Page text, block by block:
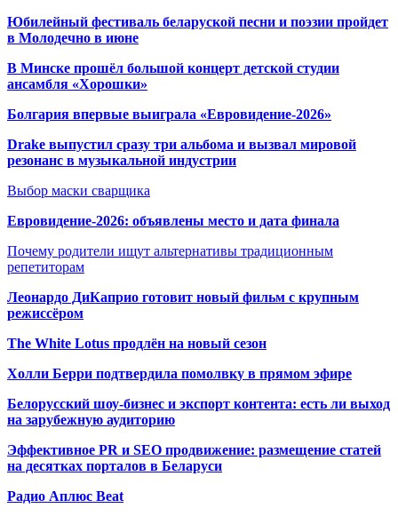
Юбилейный фестиваль беларуской песни и поэзии пройдет
в Молодечно в июне
В Минске прошёл большой концерт детской студии
ансамбля «Хорошки»
Болгария впервые выиграла «Евровидение-2026»
Drake выпустил сразу три альбома и вызвал мировой
резонанс в музыкальной индустрии
Выбор маски сварщика
Евровидение-2026: объявлены место и дата финала
Почему родители ищут альтернативы традиционным
репетиторам
Леонардо ДиКаприо готовит новый фильм с крупным
режиссёром
The White Lotus продлён на новый сезон
Холли Берри подтвердила помолвку в прямом эфире
Белорусский шоу-бизнес и экспорт контента: есть ли выход
на зарубежную аудиторию
Эффективное PR и SEO продвижение: размещение статей
на десятках порталов в Беларуси
Радио Аплюс Beat